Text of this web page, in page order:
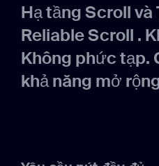
Hạ tầng Scroll và
Reliable Scroll .
Không phức tạp.
khả năng mở